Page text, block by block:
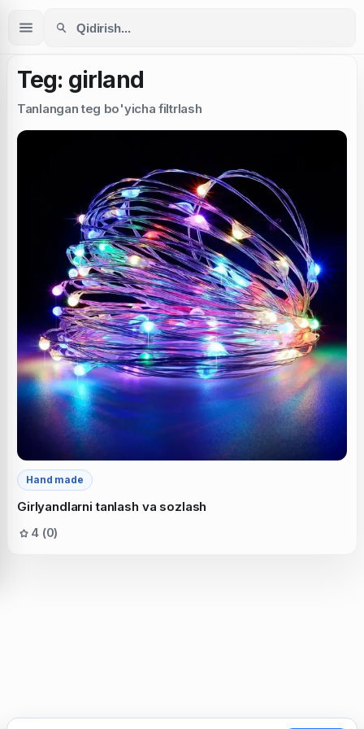
Teg: girland
Tanlangan teg bo'yicha filtrlash
Hand made
Girlyandlarni tanlash va sozlash
4 (0)